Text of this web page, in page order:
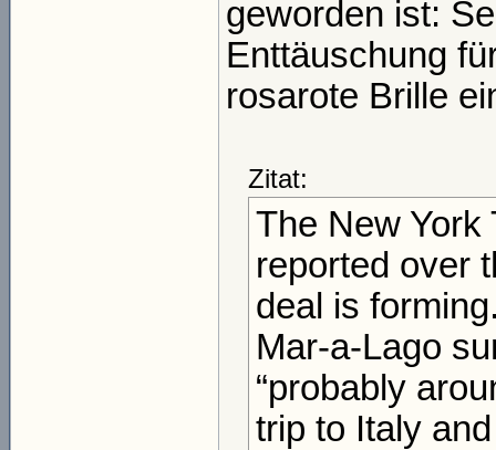
geworden ist:
Enttäuschung
rosarote Brille
Zitat:
The New York
reported over
deal is
Mar-a-Lago
“probably
trip to Italy